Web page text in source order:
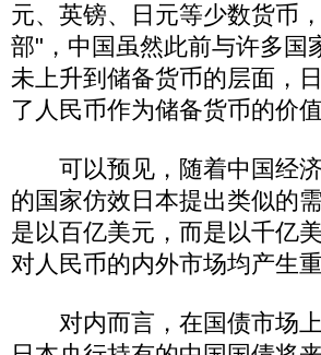
元、英镑、日元等少数货币
部"，中国虽然此前与许多国
未上升到储备货币的层面，
了人民币作为储备货币的价值
可以预见，随着中国经济
的国家仿效日本提出类似的
是以百亿美元，而是以千亿
对人民币的内外市场均产生重
对内而言，在国债市场上